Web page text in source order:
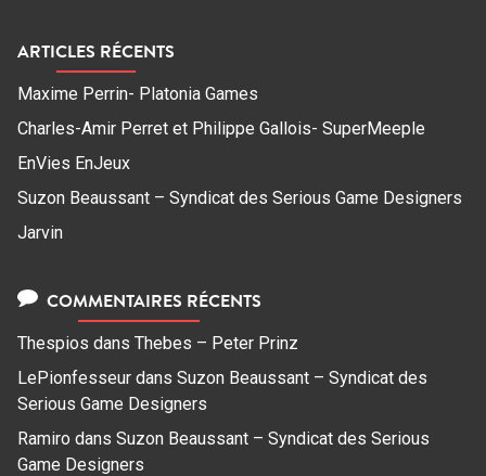
ARTICLES RÉCENTS
Maxime Perrin- Platonia Games
Charles-Amir Perret et Philippe Gallois- SuperMeeple
EnVies EnJeux
Suzon Beaussant – Syndicat des Serious Game Designers
Jarvin
COMMENTAIRES RÉCENTS
Thespios dans Thebes – Peter Prinz
LePionfesseur dans Suzon Beaussant – Syndicat des
Serious Game Designers
Ramiro dans Suzon Beaussant – Syndicat des Serious
Game Designers